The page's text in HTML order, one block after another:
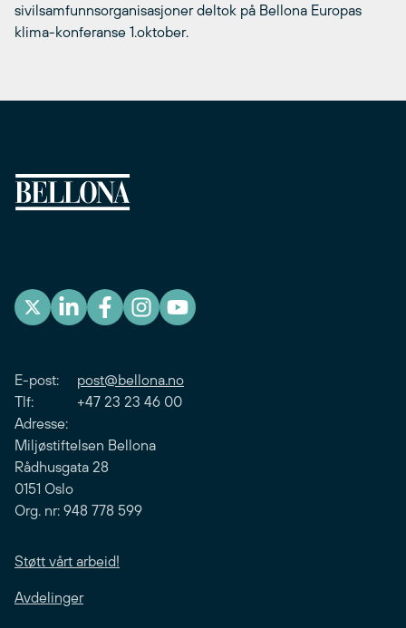
sivilsamfunnsorganisasjoner deltok på Bellona Europas
klima-konferanse 1.oktober.
E-post: post@bellona.no
Tlf: +47 23 23 46 00
Adresse:
Miljøstiftelsen Bellona
Rådhusgata 28
0151 Oslo
Org. nr: 948 778 599
Støtt vårt arbeid!
Avdelinger